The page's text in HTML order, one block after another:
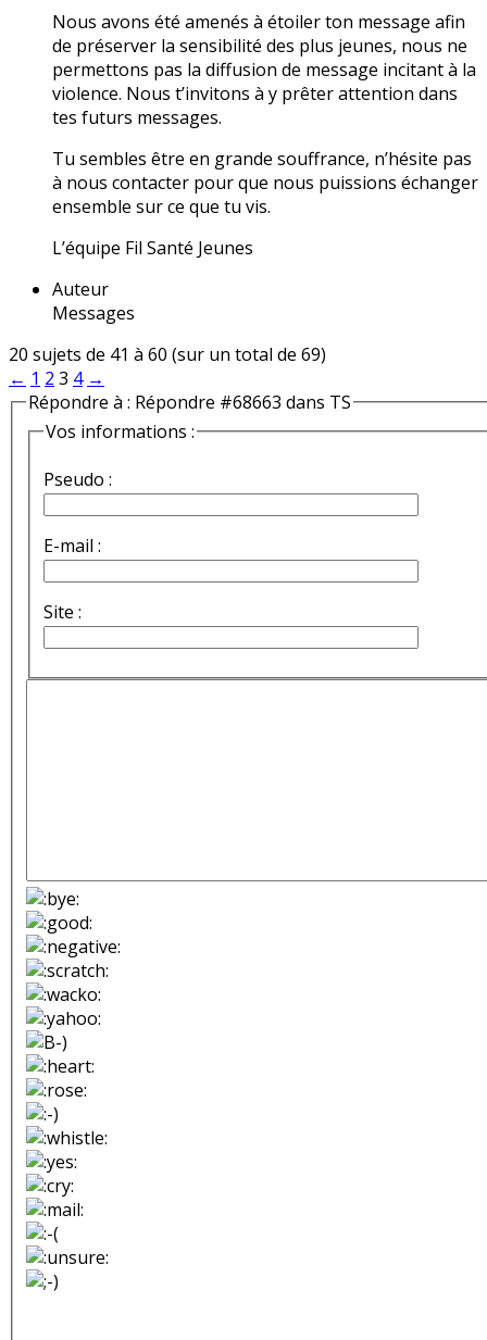
Nous avons été amenés à étoiler ton message afin
de préserver la sensibilité des plus jeunes, nous ne
permettons pas la diffusion de message incitant à la
violence. Nous t’invitons à y prêter attention dans
tes futurs messages.
Tu sembles être en grande souffrance, n’hésite pas
à nous contacter pour que nous puissions échanger
ensemble sur ce que tu vis.
L’équipe Fil Santé Jeunes
Auteur
Messages
20 sujets de 41 à 60 (sur un total de 69)
← 1 2 3 4 →
Répondre à : Répondre #68663 dans TS
Vos informations :
Pseudo :
E-mail :
Site :